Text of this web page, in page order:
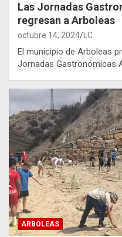
Las Jornadas
regresan a Arboleas
octubre 14, 2024 LC
El municipio de Arboleas
Jornadas Gastronómicas
ARBOLEAS